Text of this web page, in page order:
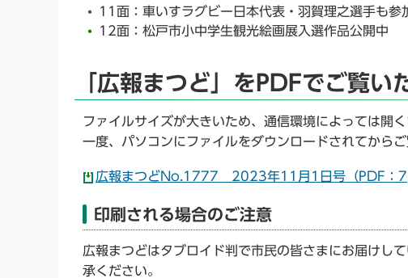
11面：車いすラグビー日本代表・羽賀理之選手も
12面：松戸市小中学生観光絵画展入選作品公開中
「広報まつど」をPDFでご覧い
ファイルサイズが大きいため、通信環境によっては開
一度、パソコンにファイルをダウンロードされてから
広報まつどNo.1777 2023年11月1日号（PDF：
印刷される場合のご注意
広報まつどはタブロイド判で市民の皆さまにお届けし
承ください。